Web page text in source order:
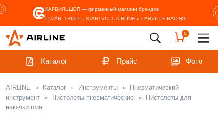
КАРВИЛЬШОП — фирменный магазин брендов
LUZAR, TRIALLI, STARTVOLT, AIRLINE и CARVILLE RACING
0
Каталог Прайс Фото
AIRLINE » Каталог » Инструменты »
Пневматический
инструмент » Пистолеты пневматические »
Пистолеты для
накачки шин